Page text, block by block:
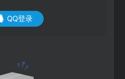
QQ登录